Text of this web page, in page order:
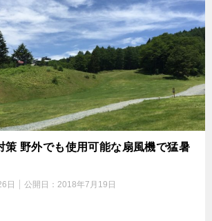
策 野外でも使用可能な扇風機で猛暑
日 公開日： 2018年7月19日